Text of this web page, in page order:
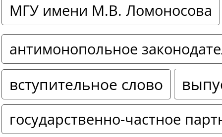
МГУ имени М.В. Ломоносова
антимонопольное
вступительное слово
государственно-частное